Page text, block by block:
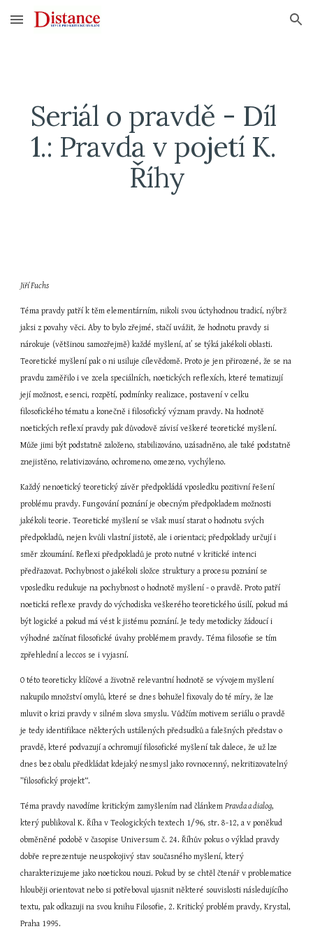
Skip to main content Skip to navigation
Seriál o pravdě - Díl
1.: Pravda v pojetí K.
Říhy
Jiří Fuchs
Téma pravdy patří k těm elementárním, nikoli svou úctyhodnou tradicí, nýbrž
jaksi z povahy věci. Aby to bylo zřejmé, stačí uvážit, že hodnotu pravdy si
nárokuje (většinou samozřejmě) každé myšlení, ať se týká jakékoli oblasti.
Teoretické myšlení pak o ni usiluje cílevědomě. Proto je jen přirozené, že se na
pravdu zaměřilo i ve zcela speciálních, noetických reflexích, které tematizují
její možnost, esenci, rozpětí, podmínky realizace, postavení v celku
filosofického tématu a konečně i filosofický význam pravdy. Na hodnotě
noetických reflexí pravdy pak důvodově závisí veškeré teoretické myšlení.
Může jimi být podstatně založeno, stabilizováno, uzásadněno, ale také podstatně
znejistěno, relativizováno, ochromeno, omezeno, vychýleno.
Každý nenoetický teoretický závěr předpokládá vposledku pozitivní řešení
problému pravdy. Fungování poznání je obecným předpokladem možnosti
jakékoli teorie. Teoretické myšlení se však musí starat o hodnotu svých
předpokladů, nejen kvůli vlastní jistotě, ale i orientaci; předpoklady určují i
směr zkoumání. Reflexi předpokladů je proto nutné v kritické intenci
předřazovat. Pochybnost o jakékoli složce struktury a procesu poznání se
vposledku redukuje na pochybnost o hodnotě myšlení - o pravdě. Proto patří
noetická reflexe pravdy do východiska veškerého teoretického úsilí, pokud má
být logické a pokud má vést k jistému poznání. Je tedy metodicky žádoucí i
výhodné začínat filosofické úvahy problémem pravdy. Téma filosofie se tím
zpřehlední a leccos se i vyjasní.
O této teoreticky klíčové a životně relevantní hodnotě se vývojem myšlení
nakupilo množství omylů, které se dnes bohužel fixovaly do té míry, že lze
mluvit o krizi pravdy v silném slova smyslu. Vůdčím motivem seriálu o pravdě
je tedy identifikace některých ustálených předsudků a falešných představ o
pravdě, které podvazují a ochromují filosofické myšlení tak dalece, že už lze
dnes bez obalu předkládat kdejaký nesmysl jako rovnocenný, nekritizovatelný
”filosofický projekt“.
Téma pravdy navodíme kritickým zamyšlením nad článkem Pravda a dialog,
který publikoval K. Říha v Teologických textech 1/96, str. 8-12, a v poněkud
obměněné podobě v časopise Universum č. 24. Říhův pokus o výklad pravdy
dobře reprezentuje neuspokojivý stav současného myšlení, který
charakterizujeme jako noetickou nouzi. Pokud by se chtěl čtenář v problematice
hlouběji orientovat nebo si potřeboval ujasnit některé souvislosti následujícího
textu, pak odkazuji na svou knihu Filosofie, 2. Kritický problém pravdy, Krystal,
Praha 1995.